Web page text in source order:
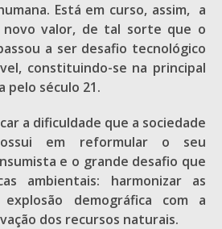
Está em curso, assim, a
novo valor, de tal sorte que o
a ser desafio tecnológico
constituindo-se na principal
século 21.
a dificuldade que a sociedade
em reformular o seu
e o grande desafio que
ambientais: harmonizar as
explosão demográfica com a
dos recursos naturais.